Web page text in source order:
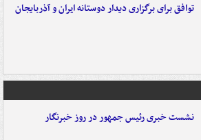
توافق برای برگزاری دیدار دوستانه ایران و آذربایجان
نشست خبری رئیس جمهور در روز خبرنگار